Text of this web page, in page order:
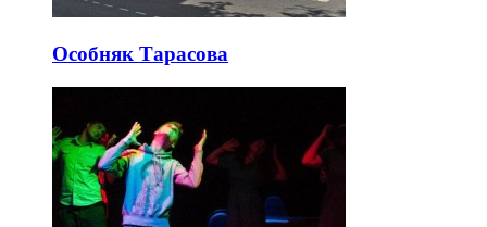
Особняк Тарасова